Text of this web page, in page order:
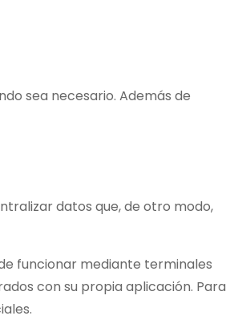
sea necesario. Además de
datos que, de otro modo,
funcionar mediante terminales
con su propia aplicación. Para